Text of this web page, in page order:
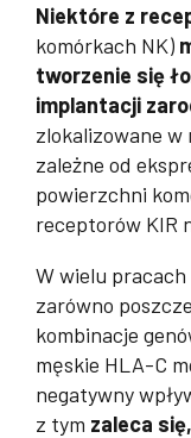
Niektóre z
komórkach NK)
tworzenie się
implantacji
zlokalizowane w
zależne od
powierzchni
receptorów KIR
W wielu
zarówno
kombinacje
męskie HLA-C
negatywny
z tym zaleca